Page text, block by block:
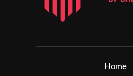
Home